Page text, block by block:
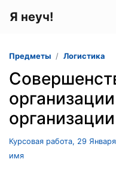
Я неуч!
Предметы Логистика
организации
Курсовая работа, 29
имя